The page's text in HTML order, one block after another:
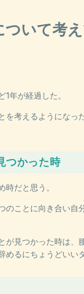
いて考
年が経過した。
を考えるようになっ
つかった時
時だと思う。
のことに向き合い自
が見つかった時は、
るにちょうどいい